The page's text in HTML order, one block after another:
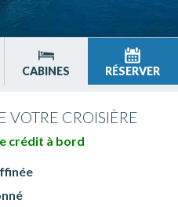
CABINES RÉSERVER
VOTRE CROISIÈRE
crédit à bord